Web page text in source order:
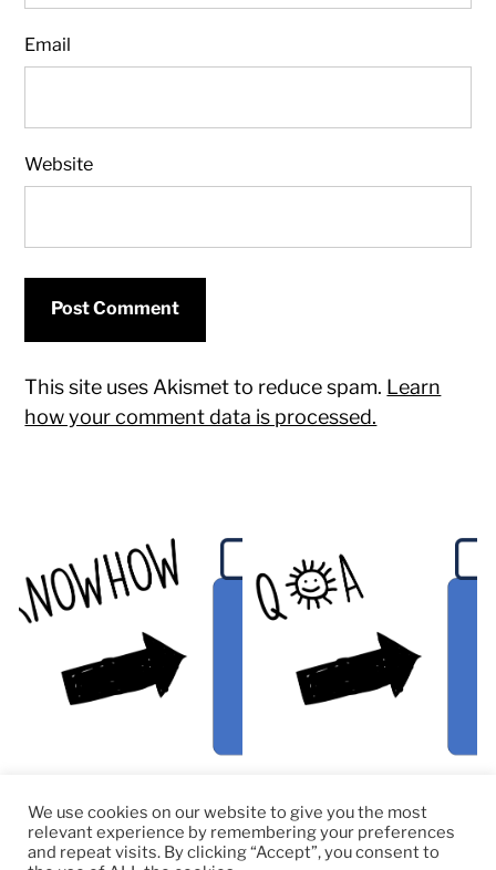
Email
Website
This site uses Akismet to reduce spam. Learn
how your comment data is processed.
We use cookies on our website to give you the most
relevant experience by remembering your preferences
and repeat visits. By clicking “Accept”, you consent to